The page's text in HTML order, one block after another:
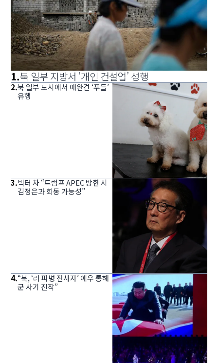
1.북 일부 지방서 ‘개인 건설업’ 성행
2.북 일부 도시에서 애완견 ‘푸들’
유행
3.빅터 차 “트럼프 APEC 방한 시
김정은과 회동 가능성”
4.“북, ‘러 파병 전사자’ 예우 통해
군 사기 진작”